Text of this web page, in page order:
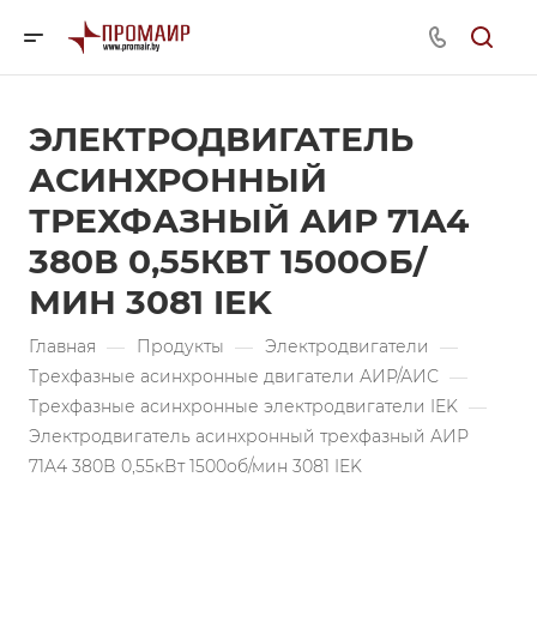
ЭЛЕКТРОДВИГАТЕЛЬ
АСИНХРОННЫЙ
ТРЕХФАЗНЫЙ АИР 71A4
380В 0,55КВТ 1500ОБ/
МИН 3081 IEK
Главная — Продукты — Электродвигатели —
Трехфазные асинхронные двигатели АИР/АИС —
Трехфазные асинхронные электродвигатели IEK —
Электродвигатель асинхронный трехфазный АИР
71A4 380В 0,55кВт 1500об/мин 3081 IEK